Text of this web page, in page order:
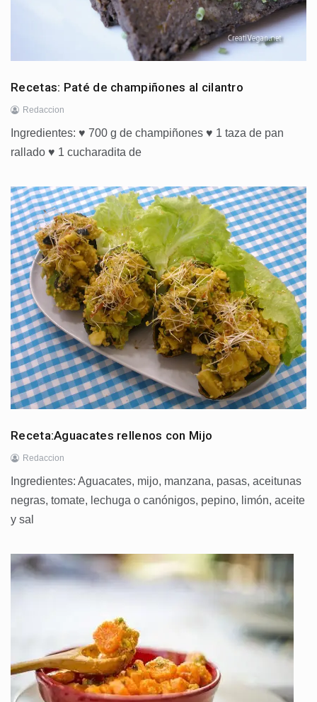
Recetas: Paté de champiñones al cilantro
Redaccion
Ingredientes: ♥ 700 g de champiñones ♥ 1 taza de pan
rallado ♥ 1 cucharadita de
Receta:Aguacates rellenos con Mijo
Redaccion
Ingredientes: Aguacates, mijo, manzana, pasas, aceitunas
negras, tomate, lechuga o canónigos, pepino, limón, aceite
y sal